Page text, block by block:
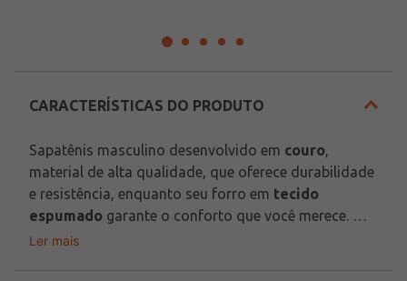
CARACTERÍSTICAS DO PRODUTO
Sapatênis masculino desenvolvido em couro
material de alta qualidade, que oferece durabilidade
e resistência, enquanto seu forro em tecido
espumado garante o conforto que você merece.
Possui design moderno e versátil com texturas pelo
Ler mais